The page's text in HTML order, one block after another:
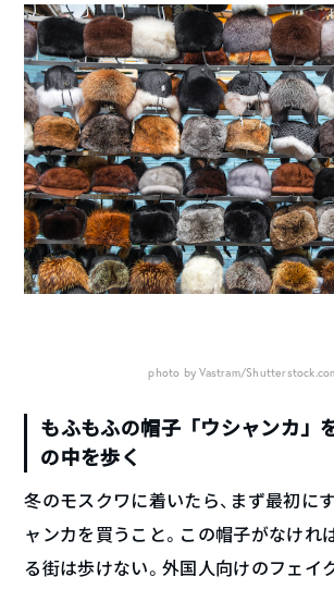
photo by Vastram/
もふもふの帽子「ウシャンカ」
の中を歩く
冬のモスクワに着いたら、まず最初に
ャンカを買うこと。この帽子がなけれ
る街は歩けない。外国人向けのフェイ